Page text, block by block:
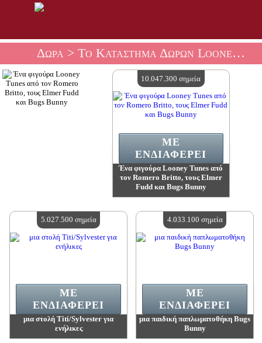
Δώρα> Το Κατάστημα Δώρων Looney Tunes
Ένα φιγούρα Looney Tunes από
τον Romero Britto, τους Elmer
Fudd και Bugs Bunny
Διαθέσιμη ποσότητα:4
ΜΕ
ΕΝΔΙΑΦΈΡΕΙ
10.047.300 σημεία
μια στολή Titi/Sylvester για
ενήλικες
ΜΕ
ΕΝΔΙΑΦΈΡΕΙ
5.027.500 σημεία
μια παιδική παπλωματοθήκη Bugs
Bunny
ΜΕ
ΕΝΔΙΑΦΈΡΕΙ
4.033.100 σημεία